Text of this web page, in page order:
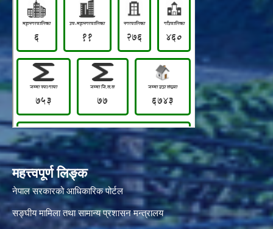
महत्त्वपूर्ण लिङ्क
नेपाल सरकारको आधिकारिक पोर्टल
सङ्‍घीय मामिला तथा सामान्य प्रशासन मन्त्रालय